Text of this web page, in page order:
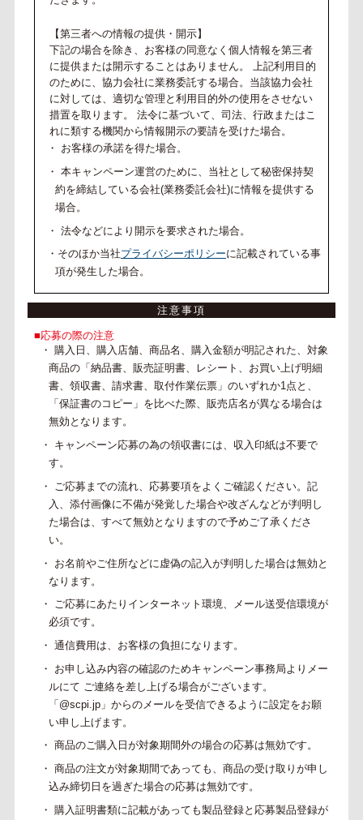
【第三者への情報の提供・開示】
下記の場合を除き、お客様の同意なく個人情報を第三者
に提供または開示することはありません。 上記利用目的
のために、協力会社に業務委託する場合。当該協力会社
に対しては、適切な管理と利用目的外の使用をさせない
措置を取ります。 法令に基づいて、司法、行政またはこ
れに類する機関から情報開示の要請を受けた場合。
・ お客様の承諾を得た場合。
・ 本キャンペーン運営のために、当社として秘密保持契
約を締結している会社(業務委託会社)に情報を提供する
場合。
・ 法令などにより開示を要求された場合。
・そのほか当社プライバシーポリシーに記載されている事
項が発生した場合。
注意事項
■応募の際の注意
・ 購入日、購入店舗、商品名、購入金額が明記された、対象
商品の「納品書、販売証明書、レシート、お買い上げ明細
書、領収書、請求書、取付作業伝票」のいずれか1点と、
「保証書のコピー」を比べた際、販売店名が異なる場合は
無効となります。
・ キャンペーン応募の為の領収書には、収入印紙は不要で
す。
・ ご応募までの流れ、応募要項をよくご確認ください。記
入、添付画像に不備が発覚した場合や改ざんなどが判明し
た場合は、すべて無効となりますので予めご了承くださ
い。
・ お名前やご住所などに虚偽の記入が判明した場合は無効と
なります。
・ ご応募にあたりインターネット環境、メール送受信環境が
必須です。
・ 通信費用は、お客様の負担になります。
・ お申し込み内容の確認のためキャンペーン事務局よりメー
ルにて ご連絡を差し上げる場合がございます。
「@scpi.jp」からのメールを受信できるように設定をお願
い申し上げます。
・ 商品のご購入日が対象期間外の場合の応募は無効です。
・ 商品の注文が対象期間であっても、商品の受け取りが申し
込み締切日を過ぎた場合の応募は無効です。
・ 購入証明書類に記載があっても製品登録と応募製品登録が